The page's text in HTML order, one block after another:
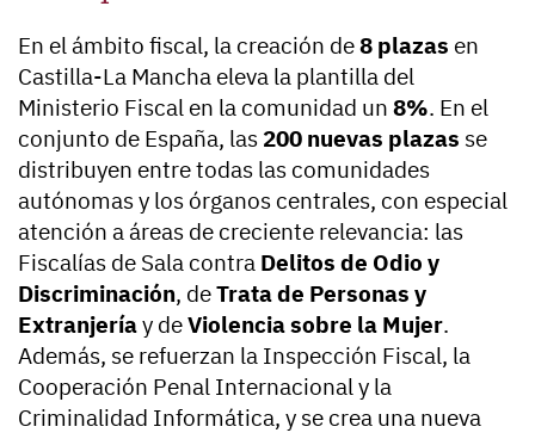
En el ámbito fiscal, la creación de8 plazas en
Castilla-La Mancha eleva la plantilla del
Ministerio Fiscal en la comunidad un 8%. En el
conjunto de España, las 200 nuevas plazas se
distribuyen entre todas las comunidades
autónomas y los órganos centrales, con especial
atención a áreas de creciente relevancia: las
Fiscalías de Sala contra Delitos de Odio y
Discriminación, deTrata de Personas y
Extranjeríay deViolencia sobre la Mujer.
Además, se refuerzan la Inspección Fiscal, la
Cooperación Penal Internacional y la
Criminalidad Informática, y se crea una nueva